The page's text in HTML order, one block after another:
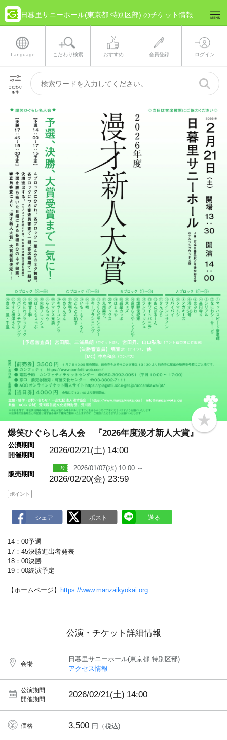
日暮里サニーホール(東京都 特別区部) のチケット情報
Language こだわり検索 おすすめ 会員登録 ログイン
こだわり
条件
b
o
爆笑ひぐらし名人会 『2026年度漫才新人大賞』
公演期間
開催期間
2026/02/21(土) 14:00
販売期間
2026/01/07(水) 10:00 ～
2026/02/20(金) 23:59
ポイント
14：00予選
17：45決勝進出者発表
18：00決勝
19：00終演予定
【ホームページ】 https://www.manzaikyokai.org
公演・チケット詳細情報
会場
日暮里サニーホール(東京都 特別区部)
アクセス情報
公演期間
開催期間
2026/02/21(土) 14:00
価格 3,500 円（税込)